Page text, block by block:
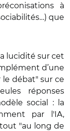
à
que
lucidité sur cet
d’une
le débat" sur ce
réponses
social : la
par l'IA,
"au long de